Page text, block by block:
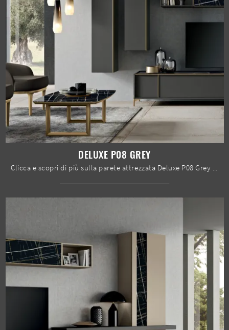
DELUXE P08 GREY
Clicca e scopri di più sulla parete attrezzata Deluxe P08 Grey della marca Spar: è la soluzione dalle linee moderne ideale per te.